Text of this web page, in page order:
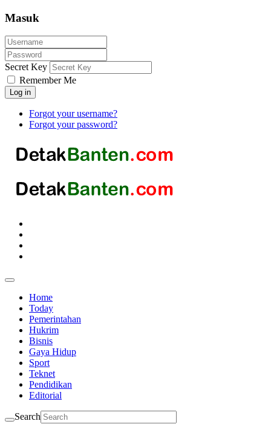
Masuk
Secret Key
Remember Me
Log in
Forgot your username?
Forgot your password?
Home
Today
Pemerintahan
Hukrim
Bisnis
Gaya Hidup
Sport
Teknet
Pendidikan
Editorial
Search